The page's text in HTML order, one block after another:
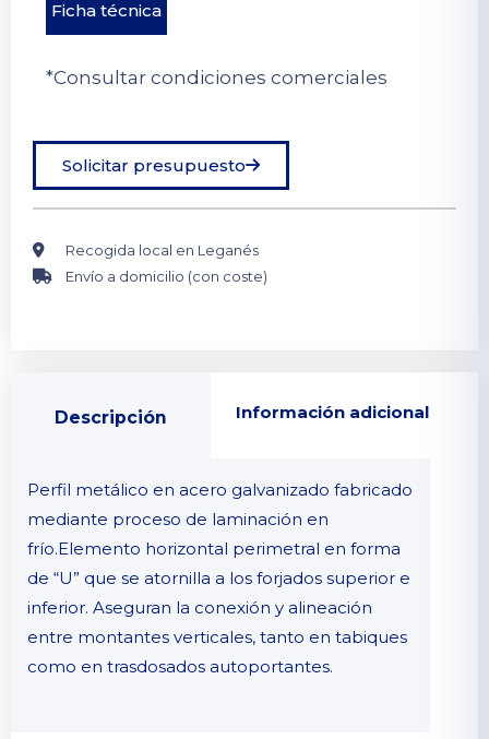
Ficha técnica
*Consultar condiciones comerciales
Solicitar presupuesto
Recogida local en Leganés
Envío a domicilio (con coste)
Descripción Información adicional
Perfil metálico en acero galvanizado fabricado
mediante proceso de laminación en
frío.Elemento horizontal perimetral en forma
de “U” que se atornilla a los forjados superior e
inferior. Aseguran la conexión y alineación
entre montantes verticales, tanto en tabiques
como en trasdosados autoportantes.